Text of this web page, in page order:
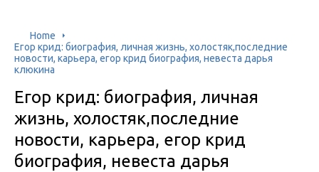
Home
Егор крид: биография, личная жизнь, холостяк,последние
новости, карьера, егор крид биография, невеста дарья
клюкина
Егор крид: биография, личная
жизнь, холостяк,последние
новости, карьера, егор крид
биография, невеста дарья